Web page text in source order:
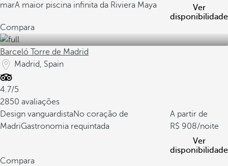
marA maior piscina infinita da Riviera Maya
Ver
disponibilidade
Compara
Barceló Torre de Madrid
Madrid, Spain
4.7/5
2850 avaliações
Design vanguardistaNo coração de
MadriGastronomia requintada
A partir de
908/noite
Ver
disponibilidade
Compara